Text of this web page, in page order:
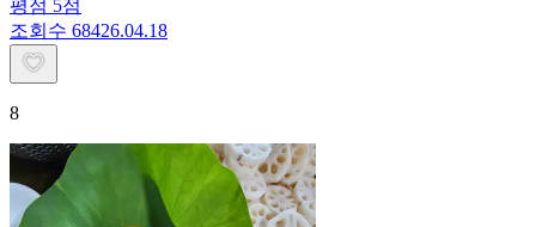
평점 5점
조회수 68426.04.18
8